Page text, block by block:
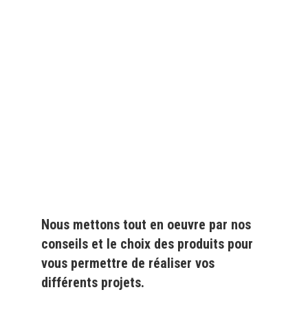
Nous mettons tout en oeuvre par nos
conseils et le choix des produits pour
vous permettre de réaliser vos
différents projets.